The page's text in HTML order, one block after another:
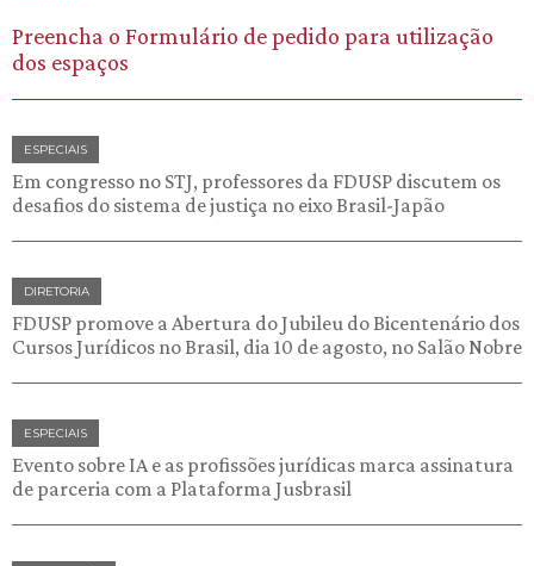
Preencha o Formulário de pedido para utilização
dos espaços
ESPECIAIS
Em congresso no STJ, professores da FDUSP discutem os
desafios do sistema de justiça no eixo Brasil-Japão
DIRETORIA
FDUSP promove a Abertura do Jubileu do Bicentenário dos
Cursos Jurídicos no Brasil, dia 10 de agosto, no Salão Nobre
ESPECIAIS
Evento sobre IA e as profissões jurídicas marca assinatura
de parceria com a Plataforma Jusbrasil